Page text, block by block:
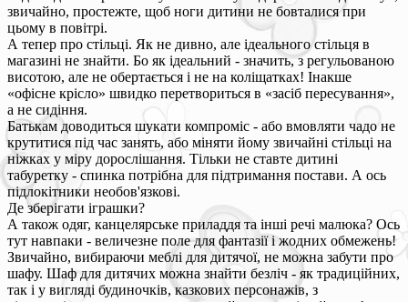
звичайно, простежте, щоб ноги дитини не бовталися при
цьому в повітрі.
А тепер про стільці. Як не дивно, але ідеального стільця в
магазині не знайти. Бо як ідеальний - значить, з регульованою
висотою, але не обертається і не на коліщатках! Інакше
«офісне крісло» швидко перетвориться в «засіб пересування»,
а не сидіння.
Батькам доводиться шукати компроміс - або вмовляти чадо не
крутитися під час занять, або міняти йому звичайні стільці на
ніжках у міру дорослішання. Тільки не ставте дитині
табуретку - спинка потрібна для підтримання постави. А ось
підлокітники необов'язкові.
Де зберігати іграшки?
А також одяг, канцелярське приладдя та інші речі малюка? Ось
тут навпаки - величезне поле для фантазії і жодних обмежень!
Звичайно, вибираючи меблі для дитячої, не можна забути про
шафу. Шаф для дитячих можна знайти безліч - як традиційних,
так і у вигляді будиночків, казкових персонажів, з